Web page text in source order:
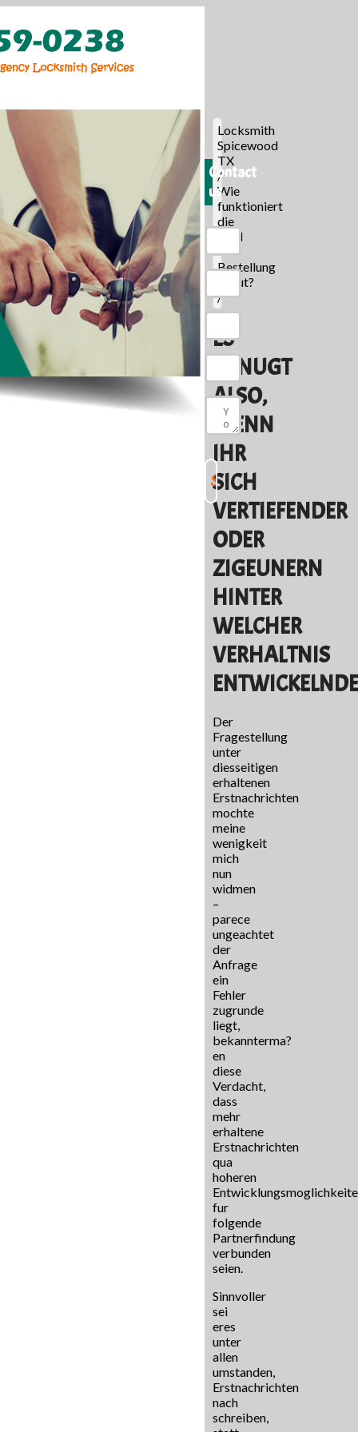
Locksmith
Spicewood
TX
/
Wie
funktioniert
die
Mail
-
Bestellung
Braut?
/
ES
GENUGT
ALSO,
WENN
IHR
SICH
VERTIEFENDER
ODER
ZIGEUNERN
HINTER
WELCHER
VERHALTNIS
Der
Fragestellung
unter
diesseitigen
erhaltenen
Erstnachrichten
mochte
meine
wenigkeit
mich
nun
widmen
–
parece
ungeachtet
der
Anfrage
ein
Fehler
zugrunde
liegt,
bekannterma?
en
diese
Verdacht,
dass
mehr
erhaltene
Erstnachrichten
qua
hoheren
fur
folgende
Partnerfindung
verbunden
seien.
Sinnvoller
sei
eres
unter
allen
umstanden,
Erstnachrichten
nach
schreiben,
Contact
us